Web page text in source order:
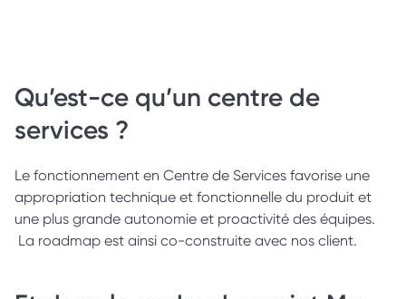
Qu’est-ce qu’un centre de
services ?
Le fonctionnement en Centre de Services favorise une
appropriation technique et fonctionnelle du produit et
une plus grande autonomie et proactivité des équipes.
La roadmap est ainsi co-construite avec nos client.